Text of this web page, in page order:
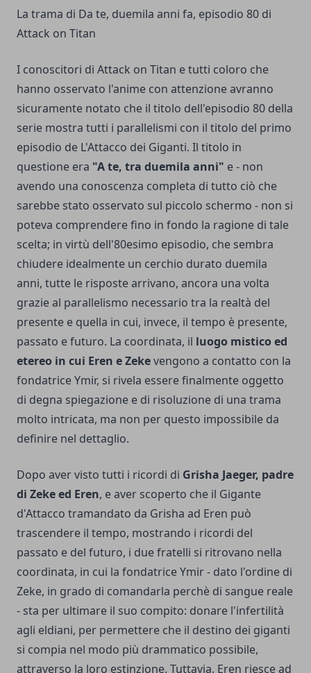
La trama di Da te, duemila anni fa, episodio 80 di
Attack on Titan
I conoscitori di Attack on Titan e tutti coloro che
hanno osservato l'anime con attenzione avranno
sicuramente notato che il titolo dell'episodio 80 della
serie mostra tutti i parallelismi con il titolo del primo
episodio de L'Attacco dei Giganti. Il titolo in
questione era "A te, tra duemila anni" e - non
avendo una conoscenza completa di tutto ciò che
sarebbe stato osservato sul piccolo schermo - non si
poteva comprendere fino in fondo la ragione di tale
scelta; in virtù dell'80esimo episodio, che sembra
chiudere idealmente un cerchio durato duemila
anni, tutte le risposte arrivano, ancora una volta
grazie al parallelismo necessario tra la realtà del
presente e quella in cui, invece, il tempo è presente,
passato e futuro. La coordinata, il luogo mistico ed
etereo in cui Eren e Zekevengono a contatto con la
fondatrice Ymir, si rivela essere finalmente oggetto
di degna spiegazione e di risoluzione di una trama
molto intricata, ma non per questo impossibile da
definire nel dettaglio.
Dopo aver visto tutti i ricordi di Grisha Jaeger, padre
di Zeke ed Eren, e aver scoperto che il Gigante
d'Attacco tramandato da Grisha ad Eren può
trascendere il tempo, mostrando i ricordi del
passato e del futuro, i due fratelli si ritrovano nella
coordinata, in cui la fondatrice Ymir - dato l'ordine di
Zeke, in grado di comandarla perchè di sangue reale
- sta per ultimare il suo compito: donare l'infertilità
agli eldiani, per permettere che il destino dei giganti
si compia nel modo più drammatico possibile,
attraverso la loro estinzione. Tuttavia, Eren riesce ad